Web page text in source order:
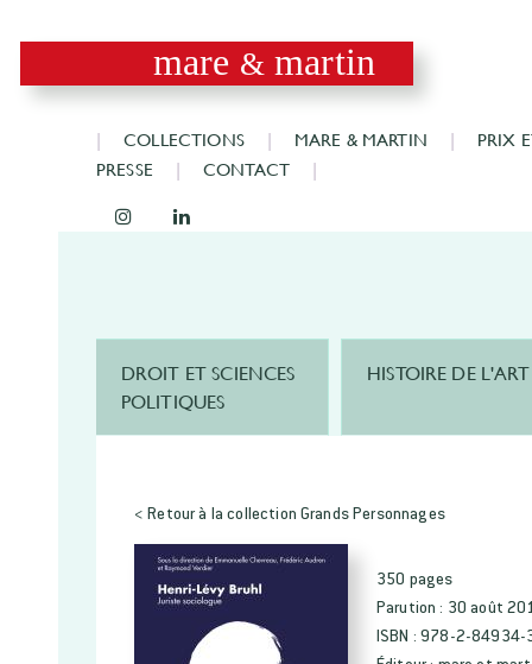
mare & martin
COLLECTIONS MARE & MARTIN
PRIX
PRESSE
CONTACT
DROIT ET SCIENCES
POLITIQUES
HISTOIRE DE L'ART
< Retour à la collection Grands Personnages
350 pages
Parution : 30 août
ISBN : 978-2-84934-